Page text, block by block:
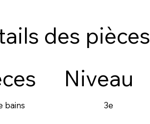
des pièces
bains
Niveau
3e